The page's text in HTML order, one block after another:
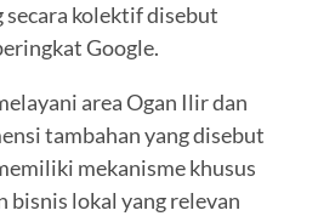
kolektif disebut
Google.
area Ogan Ilir dan
tambahan yang disebut
mekanisme khusus
bisnis lokal yang relevan